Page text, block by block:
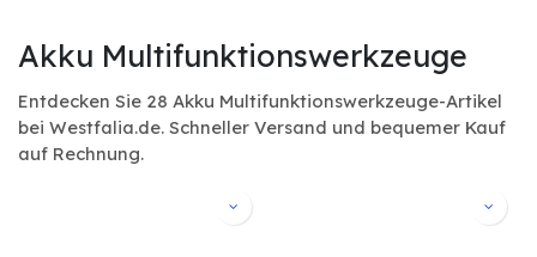
Akku Multifunktionswerkzeuge
Entdecken Sie 28 Akku Multifunktionswerkzeuge-Artikel
bei Westfalia.de. Schneller Versand und bequemer Kauf
auf Rechnung.